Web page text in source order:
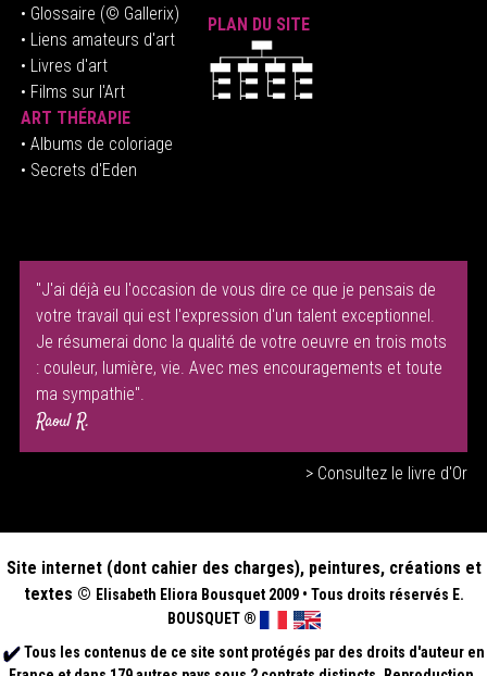
• Glossaire (© Gallerix)
• Liens amateurs d'art
• Livres d'art
• Films sur l'Art
ART THÉRAPIE
• Albums de coloriage
• Secrets d'Eden
PLAN DU SITE
"J'ai déjà eu l'occasion de vous dire ce que je pensais de
votre travail qui est l'expression d'un talent exceptionnel.
Je résumerai donc la qualité de votre oeuvre en trois mots
: couleur, lumière, vie. Avec mes encouragements et toute
ma sympathie".
Raoul R.
> Consultez le livre d'Or
Site internet (dont cahier des charges), peintures, créations et
textes © Elisabeth Eliora Bousquet 2009 • Tous droits réservés E.
BOUSQUET ®
Tous les contenus de ce site sont protégés par des droits d'auteur en